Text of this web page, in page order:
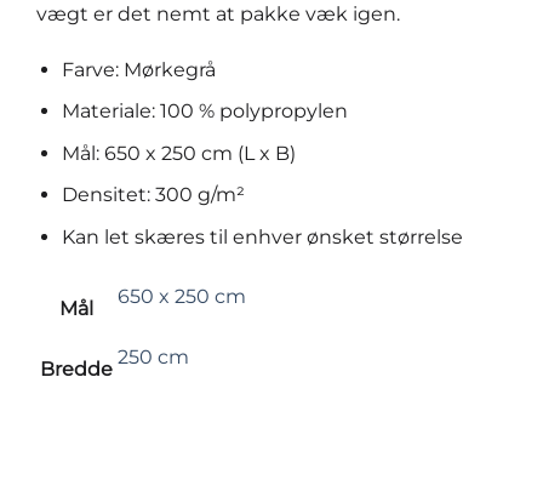
vægt er det nemt at pakke væk igen.
Farve: Mørkegrå
Materiale: 100 % polypropylen
Mål: 650 x 250 cm (L x B)
Densitet: 300 g/m²
Kan let skæres til enhver ønsket størrelse
Mål
650 x 250 cm
Bredde
250 cm